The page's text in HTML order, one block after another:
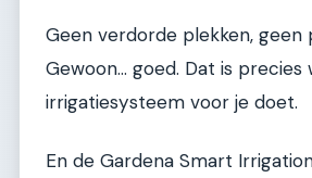
Geen verdorde plekken, geen
Gewoon... goed. Dat is precies
irrigatiesysteem voor je doet.
En de Gardena Smart